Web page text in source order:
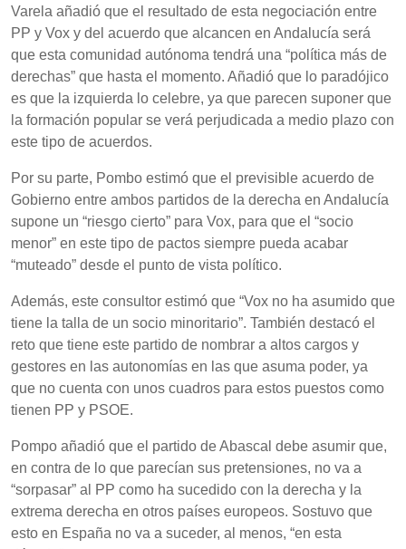
Varela añadió que el resultado de esta negociación entre
PP y Vox y del acuerdo que alcancen en Andalucía será
que esta comunidad autónoma tendrá una “política más de
derechas” que hasta el momento. Añadió que lo paradójico
es que la izquierda lo celebre, ya que parecen suponer que
la formación popular se verá perjudicada a medio plazo con
este tipo de acuerdos.
Por su parte, Pombo estimó que el previsible acuerdo de
Gobierno entre ambos partidos de la derecha en Andalucía
supone un “riesgo cierto” para Vox, para que el “socio
menor” en este tipo de pactos siempre pueda acabar
“muteado” desde el punto de vista político.
Además, este consultor estimó que “Vox no ha asumido que
tiene la talla de un socio minoritario”. También destacó el
reto que tiene este partido de nombrar a altos cargos y
gestores en las autonomías en las que asuma poder, ya
que no cuenta con unos cuadros para estos puestos como
tienen PP y PSOE.
Pompo añadió que el partido de Abascal debe asumir que,
en contra de lo que parecían sus pretensiones, no va a
“sorpasar” al PP como ha sucedido con la derecha y la
extrema derecha en otros países europeos. Sostuvo que
esto en España no va a suceder, al menos, “en esta